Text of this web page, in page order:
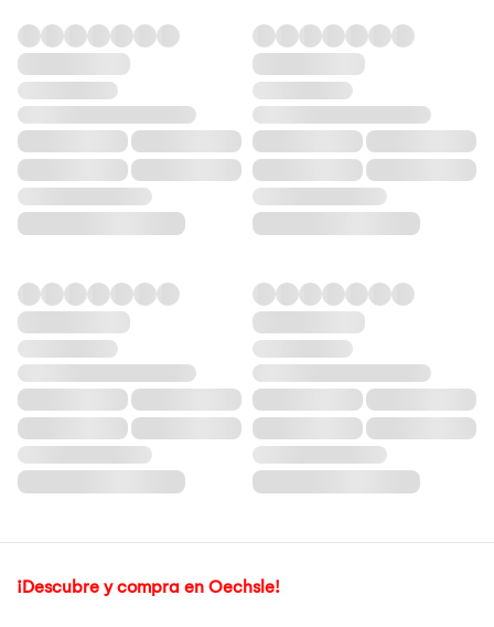
¡Descubre y compra en Oechsle!